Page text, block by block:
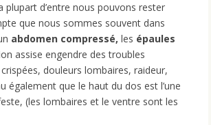
plupart d’entre nous pouvons rester
que nous sommes souvent dans
abdomen compressé, les épaules
assise engendre des troubles
douleurs lombaires, raideur,
que le haut du dos est l’une
(les lombaires et le ventre sont les